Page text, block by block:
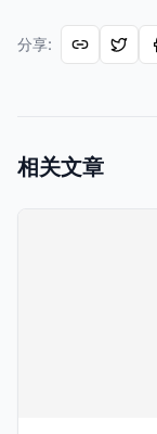
分享:
相关文章